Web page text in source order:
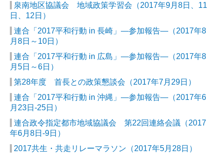
泉南地区協議会 地域政策学習会（2017年9月8日、11
日、12日）
連合「2017平和行動 in 長崎」―参加報告―（2017年8
月8日～10日）
連合「2017平和行動 in 広島」―参加報告―（2017年8
月5日～6日）
第28年度 首長との政策懇談会（2017年7月29日）
連合「2017平和行動 in 沖縄」―参加報告―（2017年6
月23日-25日）
連合政令指定都市地域協議会 第22回連絡会議（2017
年6月8日-9日）
2017共生・共走リレーマラソン（2017年5月28日）